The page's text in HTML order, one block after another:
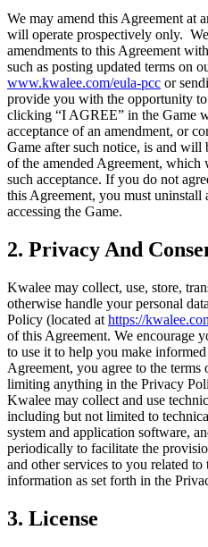
We may amend this Agreement at
will operate prospectively only.
amendments to this Agreement
such as posting updated terms on
www.kwalee.com/eula-pcc or
provide you with the opportunity
clicking “I AGREE” in the Game
acceptance of an amendment, or
Game after such notice, is and will
of the amended Agreement,
such acceptance. If you do not
this Agreement, you must uninstall
accessing the Game.
2. Privacy And
Kwalee may collect, use, store,
otherwise handle your personal
Policy (located at https://
of this Agreement. We encourage
to use it to help you make
Agreement, you agree to the
limiting anything in the Privacy
Kwalee may collect and use
including but not limited to
system and application software,
periodically to facilitate the
and other services to you related
information as set forth in the
3. License